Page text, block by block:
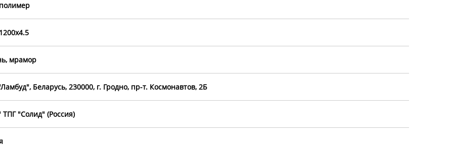
мрамор
Беларусь, 230000, г. Гродно, пр-т. Космонавтов, 2Б
"Солид" (Россия)